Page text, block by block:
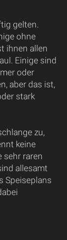
gelten.
ohne
ihnen allen
Einige sind
oder
aber das ist,
stark
zu,
keine
sehr raren
allesamt
Speiseplans